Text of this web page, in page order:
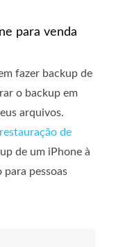
para venda
fazer backup de
o backup em
arquivos.
de
de um iPhone à
para pessoas